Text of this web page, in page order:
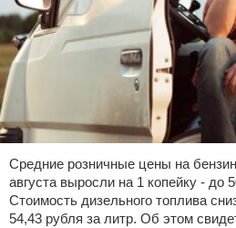
Средние розничные цены на
августа выросли на 1 копейку - до
Стоимость дизельного топлива
54,43 рубля за литр. Об этом